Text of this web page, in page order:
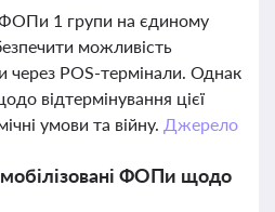
ФОПи 1 групи на єдиному
можливість
через POS-термінали. Однак
відтермінування цієї
умови та війну. Джерело
ФОПи щодо